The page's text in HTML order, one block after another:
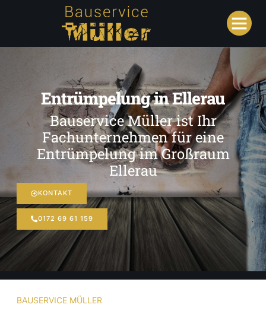
Entrümpelung in Ellerau
Bauservice Müller ist Ihr
Fachunternehmen für eine
Entrümpelung im Großraum
Ellerau
KONTAKT
0172 69 61 159
BAUSERVICE MÜLLER